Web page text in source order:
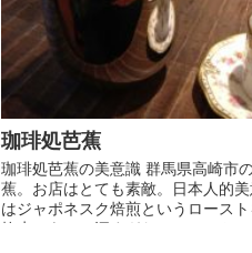
珈琲処芭蕉
珈琲処芭蕉の美意識 群馬県高崎市
蕉。お店はとても素敵。日本人的
はジャポネスク焙煎というロース
軟水にあって深すぎないローストの